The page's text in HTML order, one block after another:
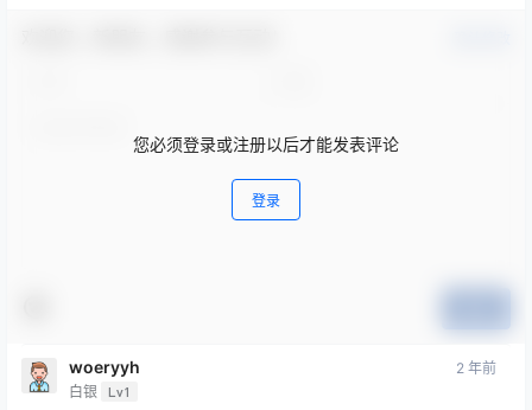
您必须登录或注册以后才能发表评论
登录
woeryyh
白银 Lv1
2 年前